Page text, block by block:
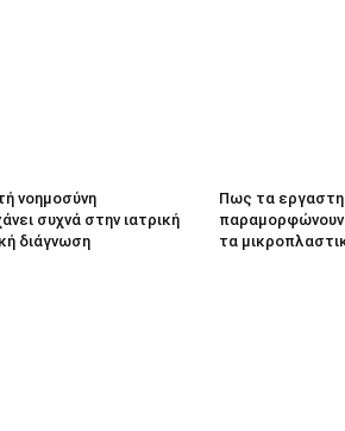
νοημοσύνη
συχνά στην ιατρική
διάγνωση
Πως τα
παραμορφώνουν
τα